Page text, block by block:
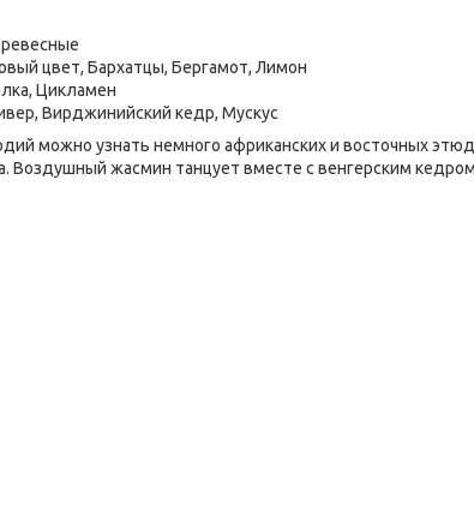
цвет, Бархатцы, Бергамот, Лимон
Цикламен
Вирджинийский кедр, Мускус
можно узнать немного африканских и восточных
Воздушный жасмин танцует вместе с венгерским